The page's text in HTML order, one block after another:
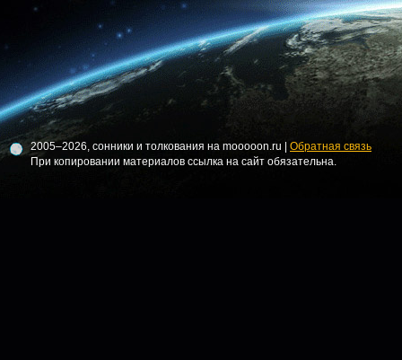
2005–2026, сонники и толкования на mooooon.ru | Обратная связь
При копировании материалов ссылка на сайт обязательна.